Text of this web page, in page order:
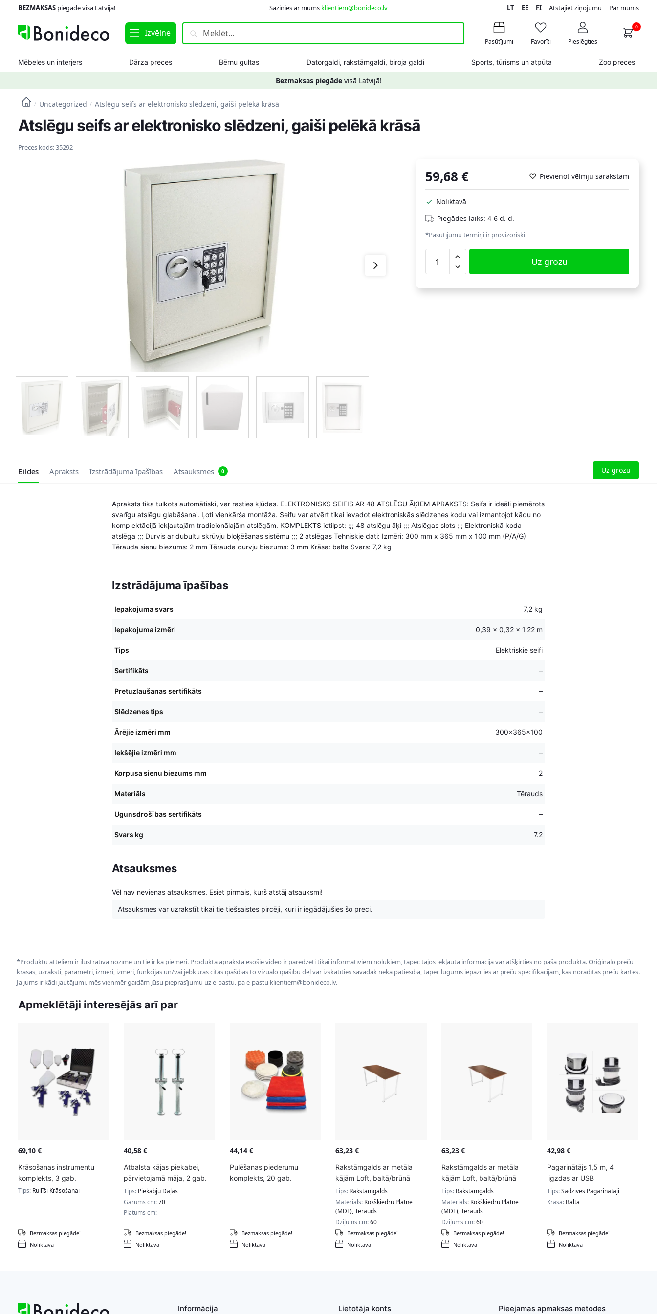
navigation
content
BEZMAKSASpiegāde visā Latvijā! Sazinies ar mums klientiem@bonideco.lv LT EE FIAtstājiet ziņojumu Par mums
Izvēlne
Meklēt:
Pasūtījumi Favorīti Pieslēgties
0
Mēbeles un interjers Dārza preces Bērnu gultas Datorgaldi, rakstāmgaldi, biroja galdi Sports, tūrisms un atpūta Zoo preces
Bezmaksas piegādevisā Latvijā!
/ Uncategorized / Atslēgu seifs ar elektronisko slēdzeni, gaiši pelēkā krāsā
Atslēgu seifs ar elektronisko slēdzeni, gaiši pelēkā krāsā
Preces kods:35292
59,68 € Pievienot vēlmju sarakstam
Noliktavā
Piegādes laiks: 4-6 d. d.
*Pasūtījumu termiņi ir provizoriski
seifs
ar
Uz grozu
Bildes Apraksts Izstrādājuma īpašības Atsauksmes 0 Uz grozu
Apraksts tika tulkots automātiski, var rasties kļūdas. ELEKTRONISKS SEIFIS AR 48 ATSLĒGU ĀĶIEM APRAKSTS: Seifs ir ideāli piemērots
svarīgu atslēgu glabāšanai. Ļoti vienkārša montāža. Seifu var atvērt tikai ievadot elektroniskās slēdzenes kodu vai izmantojot kādu no
komplektācijā iekļautajām tradicionālajām atslēgām. KOMPLEKTS ietilpst: ;;; 48 atslēgu āķi ;;; Atslēgas slots ;;; Elektroniskā koda
atslēga ;;; Durvis ar dubultu skrūvju bloķēšanas sistēmu ;;; 2 atslēgas Tehniskie dati: Izmēri: 300 mm x 365 mm x 100 mm (P/A/G)
Tērauda sienu biezums: 2 mm Tērauda durvju biezums: 3 mm Krāsa: balta Svars: 7,2 kg
Izstrādājuma īpašības
Iepakojuma svars 7,2 kg
Iepakojuma izmēri 0,39 × 0,32 × 1,22 m
Tips Elektriskie seifi
Sertifikāts –
Pretuzlaušanas sertifikāts –
Slēdzenes tips –
Ārējie izmēri mm 300x365x100
Iekšējie izmēri mm –
Korpusa sienu biezums mm 2
Materiāls Tērauds
Ugunsdrošības sertifikāts –
Svars kg 7.2
Atsauksmes
Vēl nav nevienas atsauksmes. Esiet pirmais, kurš atstāj atsauksmi!
Atsauksmes var uzrakstīt tikai tie tiešsaistes pircēji, kuri ir iegādājušies šo preci.
*Produktu attēliem ir ilustratīva nozīme un tie ir kā piemēri. Produkta aprakstā esošie video ir paredzēti tikai informatīviem nolūkiem, tāpēc tajos iekļautā informācija var atšķirties no paša produkta. Oriģinālo preču
krāsas, uzraksti, parametri, izmēri, izmēri, funkcijas un/vai jebkuras citas īpašības to vizuālo īpašību dēļ var izskatīties savādāk nekā patiesībā, tāpēc lūgums iepazīties ar preču specifikācijām, kas norādītas preču kartēs.
Ja jums ir kādi jautājumi, mēs vienmēr gaidām jūsu pieprasījumu uz e-pastu. pa e-pastu klientiem@bonideco.lv.
Apmeklētāji interesējās arī par
69,10 €
Krāsošanas instrumentu
komplekts, 3 gab.
Tips: Rullīši Krāsošanai
Noliktavā
Bezmaksas piegāde!
40,58€
Atbalsta kājas piekabei,
pārvietojamā māja, 2 gab.
70 cm.
Tips: Piekabju Daļas
Garums cm:70
Platums cm:-
Noliktavā
Bezmaksas piegāde!
44,14 €
Pulēšanas piederumu
komplekts, 20 gab.
Noliktavā
Bezmaksas piegāde!
63,23€
Rakstāmgalds ar metāla
kājām Loft, baltā/brūnā
krāsā
Tips: Rakstāmgalds
Materiāls: Kokšķiedru Plātne
(MDF), Tērauds
Dziļums cm:60
Noliktavā
Bezmaksas piegāde!
63,23 €
Rakstāmgalds ar metāla
kājām Loft, baltā/brūnā
krāsā
Tips: Rakstāmgalds
Materiāls: Kokšķiedru Plātne
(MDF), Tērauds
Dziļums cm:60
Noliktavā
Bezmaksas piegāde!
42,98€
Pagarinātājs 1,5 m, 4
ligzdas ar USB
pieslēgumiem
Tips:Sadzīves Pagarinātāji
Krāsa: Balta
Noliktavā
Bezmaksas piegāde!
Informācija Lietotāja konts Pieejamas apmaksas metodes